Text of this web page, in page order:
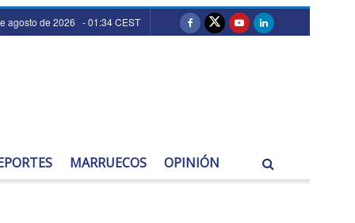
agosto de 2026 - 01:34 CEST
MARRUECOS OPINIÓN